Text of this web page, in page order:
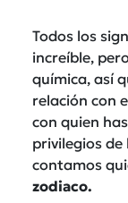
Todos los
increíble,
química, así
relación con
con quien
privilegios de
contamos
zodiaco.